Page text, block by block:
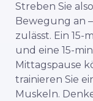
Streben Sie
Bewegung an
zulässt. Ein
und eine 15-
Mittagspause
trainieren Sie
Muskeln.